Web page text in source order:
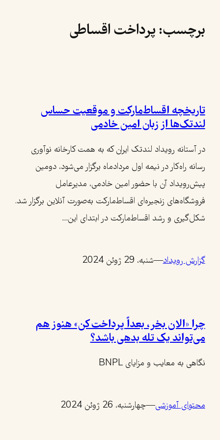
برچسب: پرداخت اقساطی
تاریخچه اقساط‌مارکت و موقعیت حساس
لندتک‌ها از زبان امین خادمی
در آستانه رویداد لندتک ایران که به همت کارخانه نوآوری
رسانه راه‌کار در نیمه اول مردادماه برگزار می‌شود، دومین
پیش‌رویداد آن با حضور امین خادمی، مدیرعامل
فروشگاه‌های زنجیره‌ای اقساط‌مارکت به‌صورت آنلاین برگزار شد.
شکل‌گیری و رشد اقساط‌مارکت در ابتدای این…
گزارش رویداد—شنبه، 29 ژوئن 2024
چرا «الان بخر، بعداً پرداخت کن» هنوز هم
می‌تواند یک تله بدهی باشد؟
نگاهی به معایب و مزایای BNPL
محتوای آموزشی—چهارشنبه، 26 ژوئن 2024